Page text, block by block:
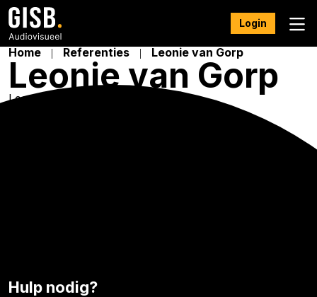
Login
Home Referenties Leonie van Gorp
Leonie van Gorp
Leonie van Gorp
Hulp nodig?